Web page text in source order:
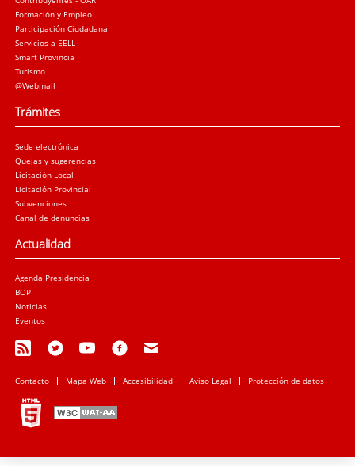
Formación y Empleo
Participación Ciudadana
Servicios a EELL
Smart Provincia
Turismo
@Webmail
Trámites
Sede electrónica
Quejas y sugerencias
Licitación Local
Licitación Provincial
Subvenciones
Canal de denuncias
Actualidad
Agenda Presidencia
BOP
Noticias
Eventos
Contacto Mapa Web Accesibilidad Aviso Legal Protección de datos